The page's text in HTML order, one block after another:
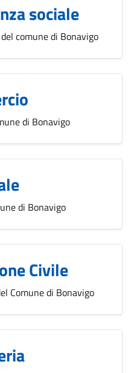
sociale
comune di Bonavigo
di Bonavigo
di Bonavigo
Civile
Comune di Bonavigo